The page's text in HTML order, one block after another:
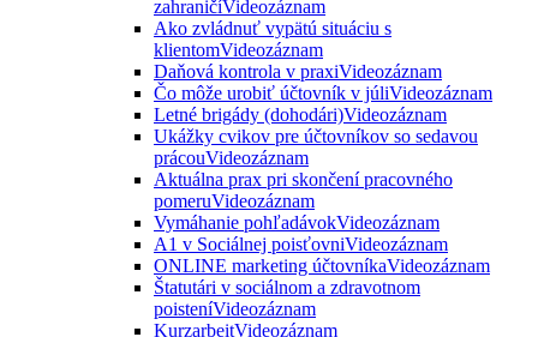
zahraničíVideozáznam
Ako zvládnuť vypätú situáciu s
klientomVideozáznam
Daňová kontrola v praxiVideozáznam
Čo môže urobiť účtovník v júliVideozáznam
Letné brigády (dohodári)Videozáznam
Ukážky cvikov pre účtovníkov so sedavou
prácouVideozáznam
Aktuálna prax pri skončení pracovného
pomeruVideozáznam
Vymáhanie pohľadávokVideozáznam
A1 v Sociálnej poisťovniVideozáznam
ONLINE marketing účtovníkaVideozáznam
Štatutári v sociálnom a zdravotnom
poisteníVideozáznam
KurzarbeitVideozáznam